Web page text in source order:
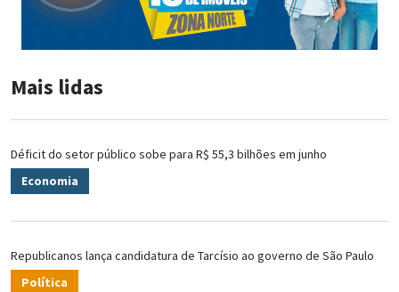
Mais lidas
Déficit do setor público sobe para R$ 55,3 bilhões em junho
Economia
Republicanos lança candidatura de Tarcísio ao governo de São Paulo
Política